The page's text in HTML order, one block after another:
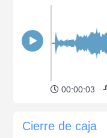
00:00:03
Cierre de caja